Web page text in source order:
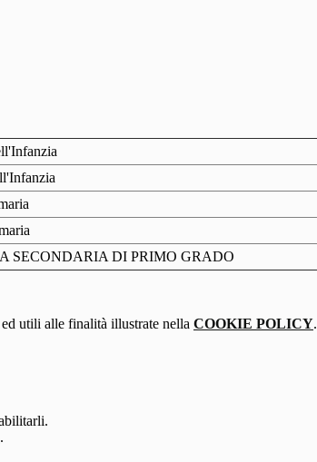
SECONDARIA DI PRIMO GRADO
utili alle finalità illustrate nella COOKIE POLICY.
.